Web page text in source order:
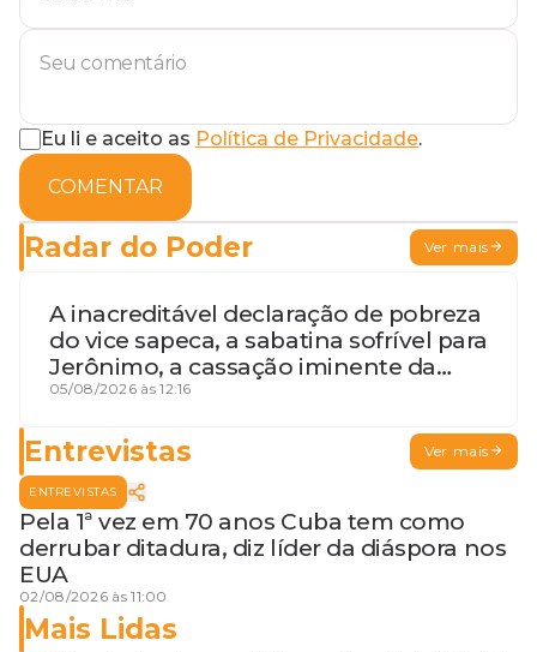
Eu li e aceito as Política de Privacidade.
COMENTAR
Radar do Poder Ver mais
A inacreditável declaração de pobreza
do vice sapeca, a sabatina sofrível para
Jerônimo, a cassação iminente da
desembargadora e a vaga do Quinto
05/08/2026 às 12:16
Entrevistas Ver mais
ENTREVISTAS
Pela 1ª vez em 70 anos Cuba tem como
derrubar ditadura, diz líder da diáspora nos
EUA
02/08/2026 às 11:00
Mais Lidas